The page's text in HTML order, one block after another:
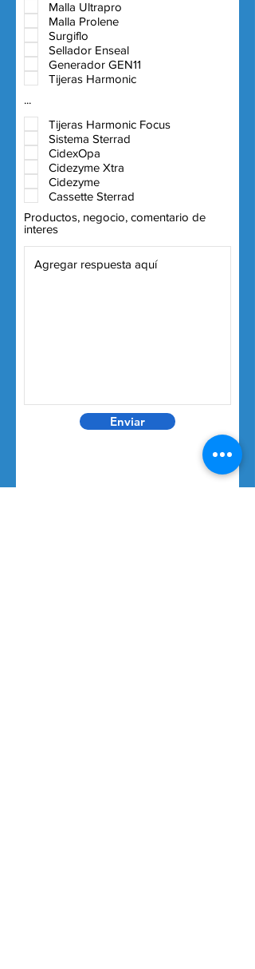
Malla Ultrapro
Malla Prolene
Surgiflo
Sellador Enseal
Generador GEN11
Tijeras Harmonic
...
Tijeras Harmonic Focus
Sistema Sterrad
CidexOpa
Cidezyme Xtra
Cidezyme
Cassette Sterrad
Productos, negocio, comentario de
interes
Enviar